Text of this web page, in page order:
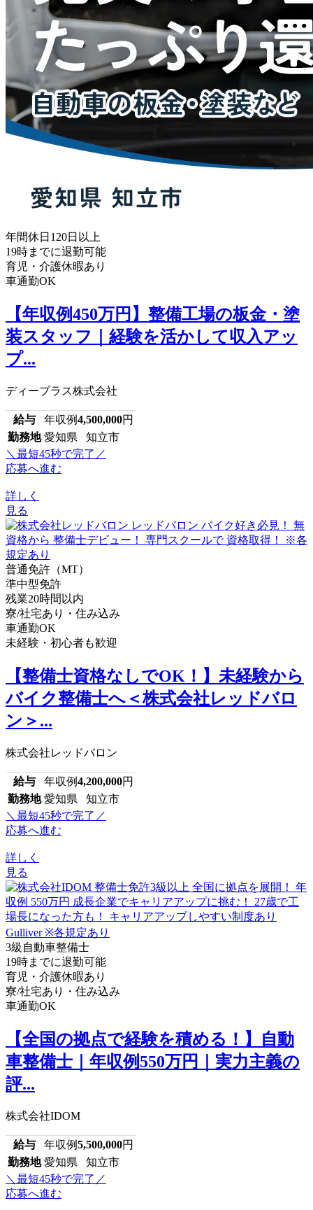
年間休日120日以上
19時までに退勤可能
育児・介護休暇あり
車通勤OK
【年収例450万円】整備工場の板金・塗
装スタッフ｜経験を活かして収入アッ
プ...
ディープラス株式会社
給与 年収例4,500,000円
勤務地 愛知県 知立市
＼最短45秒で完了／
応募へ進む
詳しく
見る
普通免許（MT）
準中型免許
残業20時間以内
寮/社宅あり・住み込み
車通勤OK
未経験・初心者も歓迎
【整備士資格なしでOK！】未経験から
バイク整備士へ＜株式会社レッドバロ
ン＞...
株式会社レッドバロン
給与 年収例4,200,000円
勤務地 愛知県 知立市
＼最短45秒で完了／
応募へ進む
詳しく
見る
3級自動車整備士
19時までに退勤可能
育児・介護休暇あり
寮/社宅あり・住み込み
車通勤OK
【全国の拠点で経験を積める！】自動
車整備士｜年収例550万円｜実力主義の
評...
株式会社IDOM
給与 年収例5,500,000円
勤務地 愛知県 知立市
＼最短45秒で完了／
応募へ進む